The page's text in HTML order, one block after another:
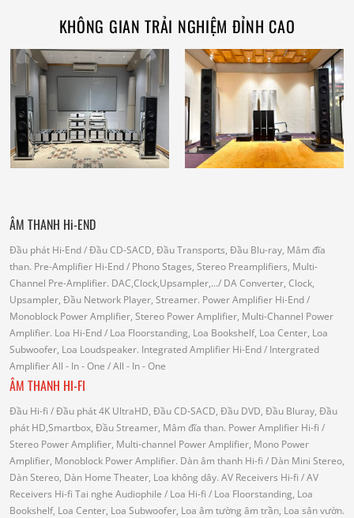
KHÔNG GIAN TRẢI NGHIỆM ĐỈNH CAO
ÂM THANH Hi-END
Đầu phát Hi-End/ Đầu CD-SACD, Đầu Transports, Đầu Blu-ray, Mâm đĩa
than. Pre-Amplifier Hi-End/ Phono Stages, Stereo Preamplifiers, Multi-
Channel Pre-Amplifier. DAC,Clock,Upsampler,.../ DA Converter, Clock,
Upsampler, Đầu Network Player, Streamer. Power Amplifier Hi-End/
Monoblock Power Amplifier, Stereo Power Amplifier, Multi-Channel Power
Amplifier. Loa Hi-End/ Loa Floorstanding, Loa Bookshelf, Loa Center, Loa
Subwoofer, Loa Loudspeaker. Integrated Amplifier Hi-End/ Intergrated
AmplifierAll - In - One / All - In - One
ÂM THANH HI-FI
Đầu Hi-fi / Đầu phát 4K UltraHD, Đầu CD-SACD, Đầu DVD, Đầu Bluray, Đầu
phát HD,Smartbox, Đầu Streamer, Mâm đĩa than. Power Amplifier Hi-fi /
Stereo Power Amplifier, Multi-channel Power Amplifier, Mono Power
Amplifier, Monoblock Power Amplifier. Dàn âm thanh Hi-fi / Dàn Mini Stereo,
Dàn Stereo, Dàn Home Theater, Loa không dây. AV Receivers Hi-fi / AV
Receivers Hi-fi Tai nghe Audiophile / Loa Hi-fi / Loa Floorstanding, Loa
Bookshelf, Loa Center, Loa Subwoofer, Loa âm tường âm trần, Loa sân vườn.